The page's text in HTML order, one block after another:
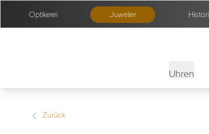
Optikerei Juwelier
Uhren
Zurück